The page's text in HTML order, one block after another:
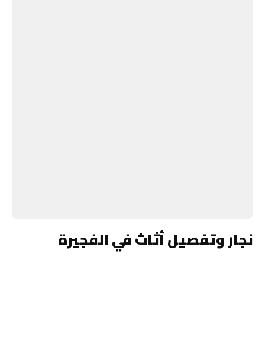
نجار وتفصيل أثاث في الفجيرة